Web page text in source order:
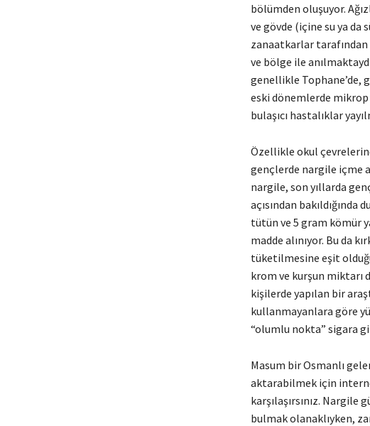
bölümden oluşuyor.
ve gövde (içine su ya
zanaatkarlar tarafından
ve bölge ile
genellikle Tophane’de,
eski dönemlerde mikrop
bulaşıcı hastalıklar
Özellikle okul
gençlerde nargile içme
nargile, son yıllarda
açısından
tütün ve 5 gram kömür
madde alınıyor. Bu da
tüketilmesine eşit
krom ve kurşun miktarı
kişilerde yapılan bir
kullanmayanlara göre
“olumlu nokta” sigara
Masum bir Osmanlı
aktarabilmek için
karşılaşırsınız.
bulmak olanaklıyken,